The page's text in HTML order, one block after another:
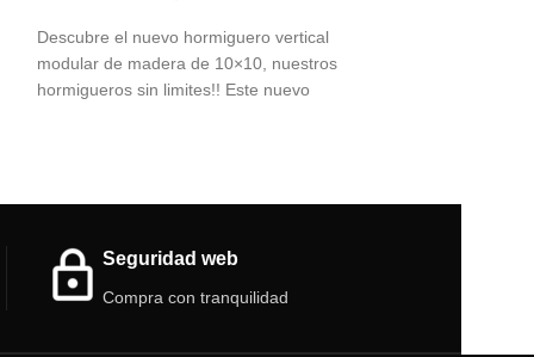
Descubre el nuevo hormiguero vertical
modular de madera de 10×10, nuestros
hormigueros sin limites!! Este nuevo
Sistema de
Seguridad web
Compra con tranquilidad